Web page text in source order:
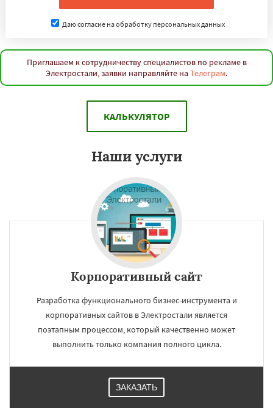
Даю согласие на обработку персональных данных
Приглашаем к сотрудничеству специалистов по рекламе в
Электростали, заявки направляйте на Телеграм.
КАЛЬКУЛЯТОР
Наши услуги
Корпоративный сайт
Разработка функционального бизнес-инструмента и
корпоративных сайтов в Электростали является
поэтапным процессом, который качественно может
выполнить только компания полного цикла.
ЗАКАЗАТЬ